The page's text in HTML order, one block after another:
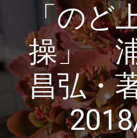
「のど
操」
昌弘